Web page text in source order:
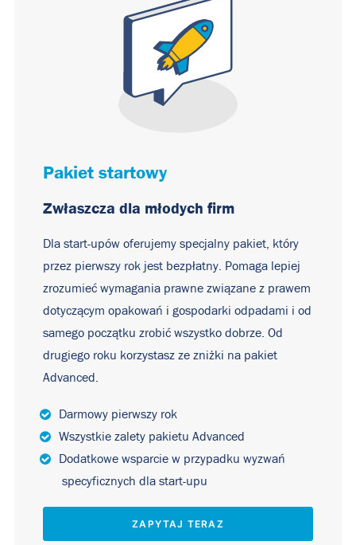
Pakiet startowy
Zwłaszcza dla młodych firm
Dla start-upów oferujemy specjalny pakiet, który
przez pierwszy rok jest bezpłatny. Pomaga lepiej
zrozumieć wymagania prawne związane z prawem
dotyczącym opakowań i gospodarki odpadami i od
samego początku zrobić wszystko dobrze. Od
drugiego roku korzystasz ze zniżki na pakiet
Advanced.
Darmowy pierwszy rok
Wszystkie zalety pakietu Advanced
Dodatkowe wsparcie w przypadku wyzwań
specyficznych dla start-upu
ZAPYTAJ TERAZ